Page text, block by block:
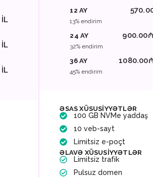
12 AY
13% endirim
24 AY
32% endirim
36 AY
45% endirim
ƏSAS XÜSUSIYYƏTLƏR
100 GB NVMe yaddaş
10 veb-sayt
Limitsiz e-poçt
ƏLAVƏ XÜSUSIYYƏTLƏR
Limitsiz trafik
Pulsuz domen